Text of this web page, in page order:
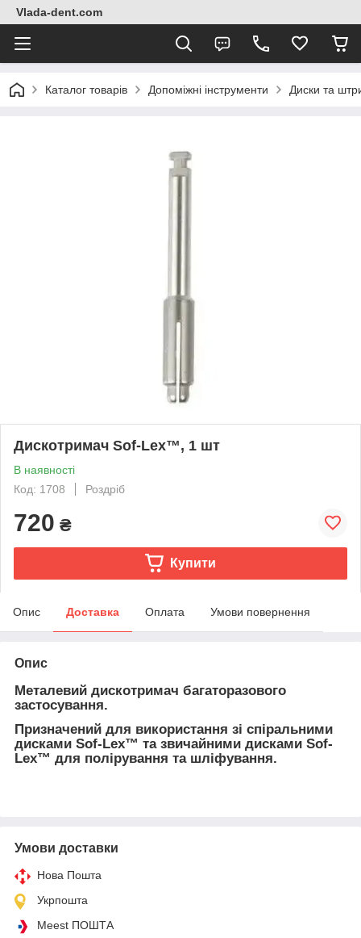
Vlada-dent.com
Каталог товарів Допоміжні інструменти Диски та
Дискотримач Sof-Lex™, 1 шт
В наявності
Код: 1708
Роздріб
720 ₴
Купити
Опис Доставка Оплата Умови повернення
Опис
Металевий дискотримач багаторазового
застосування.
Призначений для використання зі спіральними
дисками Sof-Lex™ та звичайними дисками Sof-
Lex™ для полірування та шліфування.
Умови доставки
Нова Пошта
Укрпошта
Meest ПОШТА